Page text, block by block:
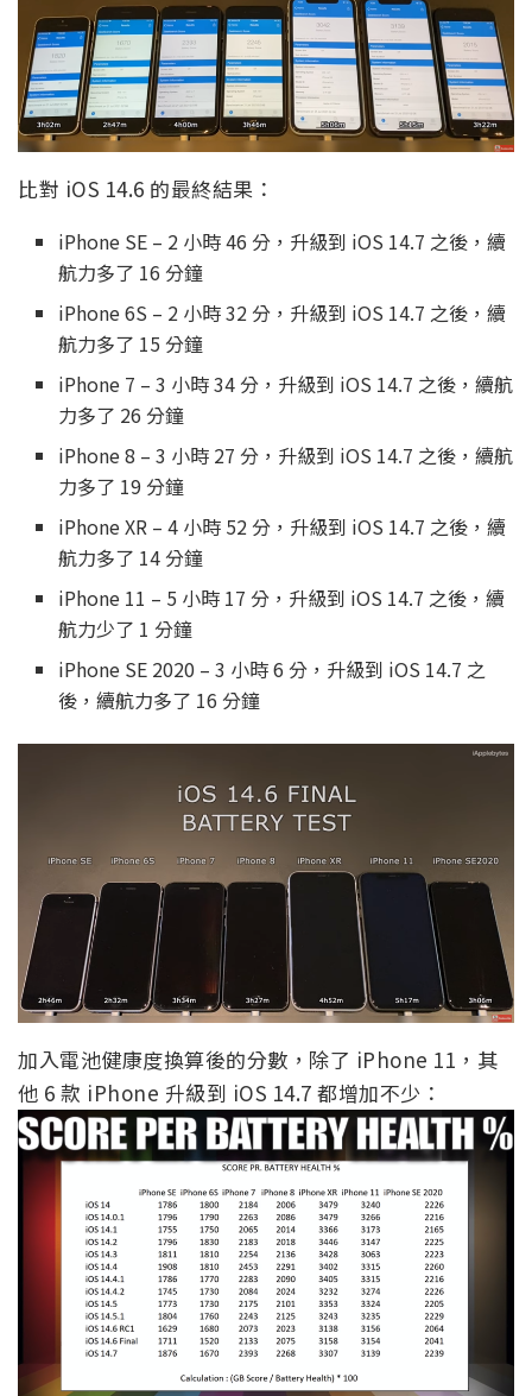
比對 iOS 14.6 的最終結果：
iPhone SE – 2 小時 46 分，升級到 iOS 14.7 之後，續
航力多了 16 分鐘
iPhone 6S – 2 小時 32 分，升級到 iOS 14.7 之後，續
航力多了 15 分鐘
iPhone 7 – 3 小時 34 分，升級到 iOS 14.7 之後，續航
力多了 26 分鐘
iPhone 8 – 3 小時 27 分，升級到 iOS 14.7 之後，續航
力多了 19 分鐘
iPhone XR – 4 小時 52 分，升級到 iOS 14.7 之後，續
航力多了 14 分鐘
iPhone 11 – 5 小時 17 分，升級到 iOS 14.7 之後，續
航力少了 1 分鐘
iPhone SE 2020 – 3 小時 6 分，升級到 iOS 14.7 之
後，續航力多了 16 分鐘
加入電池健康度換算後的分數，除了 iPhone 11，其
他 6 款 iPhone 升級到 iOS 14.7 都增加不少：